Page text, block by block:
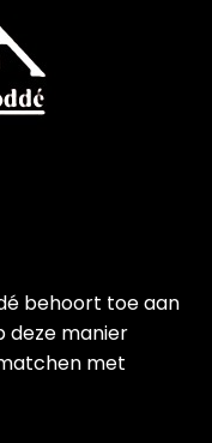
behoort toe aan
deze manier
met